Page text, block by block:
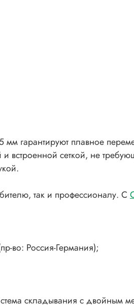
гарантируют плавное
встроенной сеткой, не
так и профессионалу. С
во: Россия-Германия);
складывания с двойным